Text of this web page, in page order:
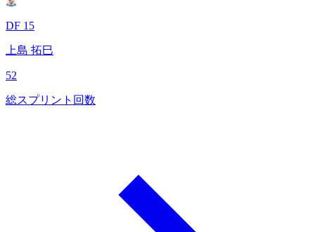
DF 15
上島 拓巳
52
総スプリント回数